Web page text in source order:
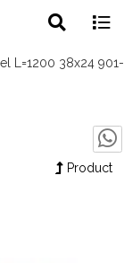
search
L=1200 38x24 901-
Product